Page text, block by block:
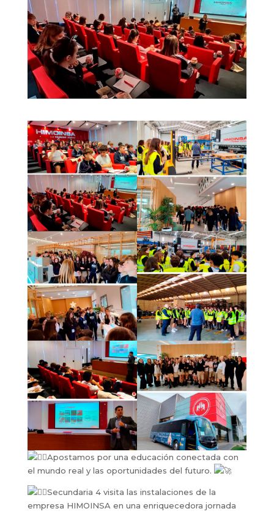
Apostamos por una educación conectada con
el mundo real y las oportunidades del futuro.
Secundaria 4 visita las instalaciones de la
empresa HIMOINSA en una enriquecedora jornada